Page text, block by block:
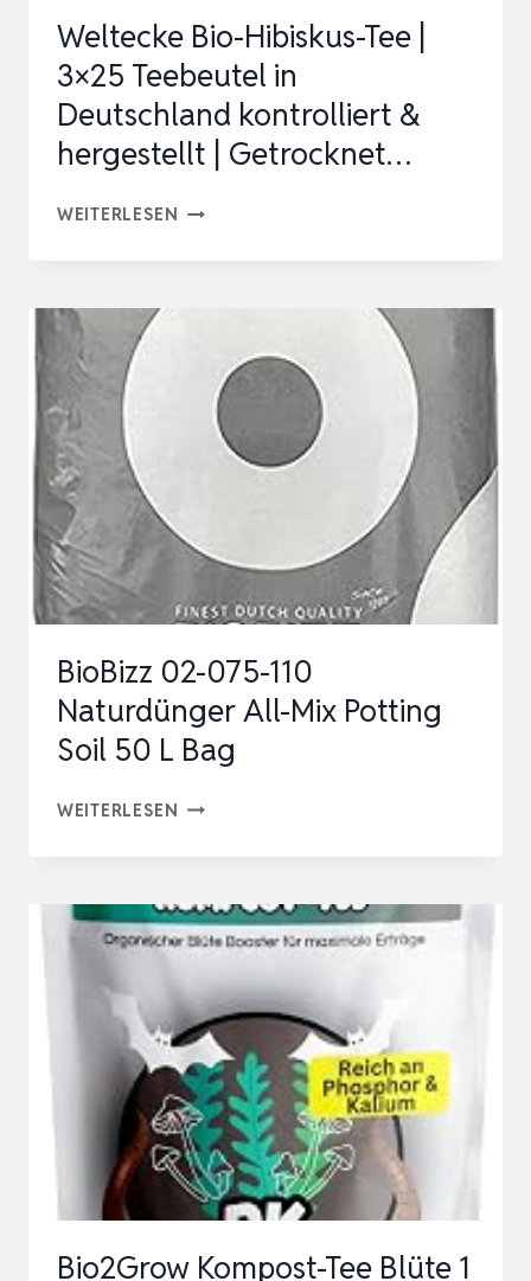
KOFFEINFR…
Weltecke Bio-Hibiskus-Tee |
3×25 Teebeutel in
Deutschland kontrolliert &
hergestellt | Getrocknet…
WEITERLESEN WELTECKE
3×25
TEEBEUTEL
KONTROLLIERT
HERGESTELLT
GETROCKNET…
BioBizz 02-075-110
Naturdünger All-Mix Potting
Soil 50 L Bag
WEITERLESEN BIOBIZZ
110
NATURDÜNGER
ALL-
MIX
POTTING
SOIL
50
L
BAG
Bio2Grow Kompost-Tee Blüte 1